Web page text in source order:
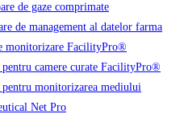
de gaze comprimate
de management al datelor farma
monitorizare FacilityPro®
pentru camere curate FacilityPro®
pentru monitorizarea mediului
Net Pro